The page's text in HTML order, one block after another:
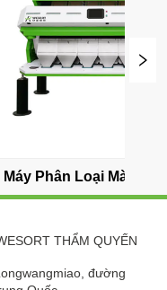
Máy phân loại
nghiệp
THẨM QUYẾN
đường